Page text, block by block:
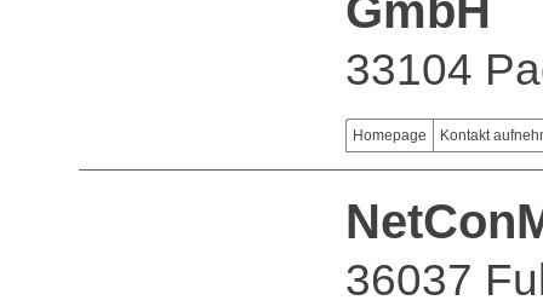
GmbH
33104
Homepage Kontakt
36037